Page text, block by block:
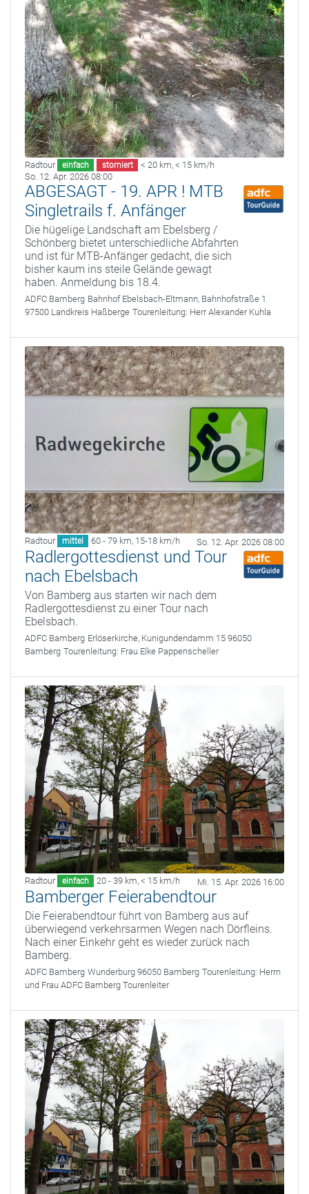
Radtour einfach storniert < 20 km, < 15 km/h
So. 12. Apr. 2026 08:00
ABGESAGT - 19. APR ! MTB
Singletrails f. Anfänger
Die hügelige Landschaft am Ebelsberg /
Schönberg bietet unterschiedliche Abfahrten
und ist für MTB-Anfänger gedacht, die sich
bisher kaum ins steile Gelände gewagt
haben. Anmeldung bis 18.4.
ADFC Bamberg Bahnhof Ebelsbach-Eltmann, Bahnhofstraße 1
97500 Landkreis Haßberge Tourenleitung: Herr Alexander Kuhla
Radtour mittel 60 - 79 km, 15-18 km/h So. 12. Apr. 2026 08:00
Radlergottesdienst und Tour
nach Ebelsbach
Von Bamberg aus starten wir nach dem
Radlergottesdienst zu einer Tour nach
Ebelsbach.
ADFC Bamberg Erlöserkirche, Kunigundendamm 15 96050
Bamberg Tourenleitung: Frau Elke Pappenscheller
Radtour einfach 20 - 39 km, < 15 km/h Mi. 15. Apr. 2026 16:00
Bamberger Feierabendtour
Die Feierabendtour führt von Bamberg aus auf
überwiegend verkehrsarmen Wegen nach Dörfleins.
Nach einer Einkehr geht es wieder zurück nach
Bamberg.
ADFC Bamberg Wunderburg 96050 Bamberg Tourenleitung: Herrn
und Frau ADFC Bamberg Tourenleiter